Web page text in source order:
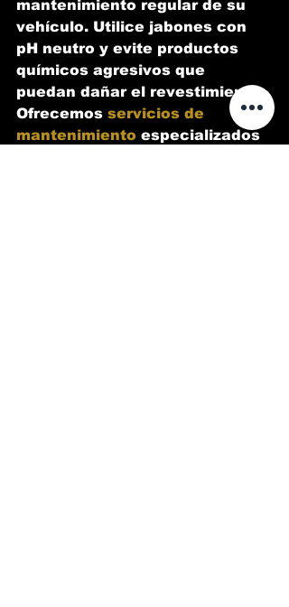
mantenimiento regular de su
vehículo. Utilice jabones con
pH neutro y evite productos
químicos agresivos que
puedan dañar el revestimiento.
Ofrecemos servicios de
mantenimiento especializados